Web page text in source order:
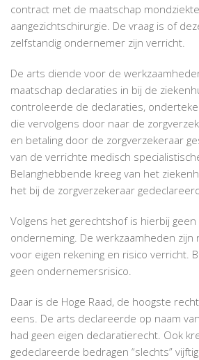
contract met de maatschap
aangezichtschirurgie. De vraag is of
zelfstandig ondernemer zijn verricht.
De arts diende voor de
maatschap declaraties in bij de
controleerde de declaraties,
die vervolgens door naar de
en betaling door de zorgverzekeraar
van de verrichte medisch
Belanghebbende kreeg van het
het bij de zorgverzekeraar
Volgens het gerechtshof is hierbij
onderneming. De werkzaamheden zijn
voor eigen rekening en risico verricht.
geen ondernemersrisico.
Daar is de Hoge Raad, de hoogste
eens. De arts declareerde op naam
had geen eigen declaratierecht. Ook
gedeclareerde bedragen “slechts”